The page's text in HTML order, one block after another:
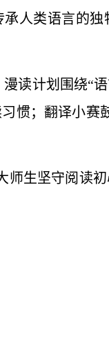
人类语言的
读计划围绕“
惯；翻译小赛
生坚守阅读